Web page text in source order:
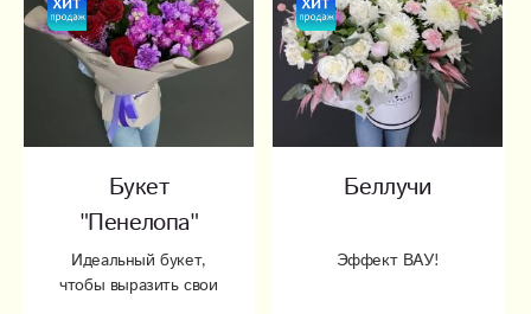
Букет
"Пенелопа"
Идеальный букет,
чтобы выразить свои
Беллучи
Эффект ВАУ!